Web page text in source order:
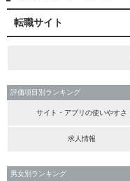
転職サイト
評価項目別ランキング
サイト・アプリの使いやすさ
求人情報
男女別ランキング